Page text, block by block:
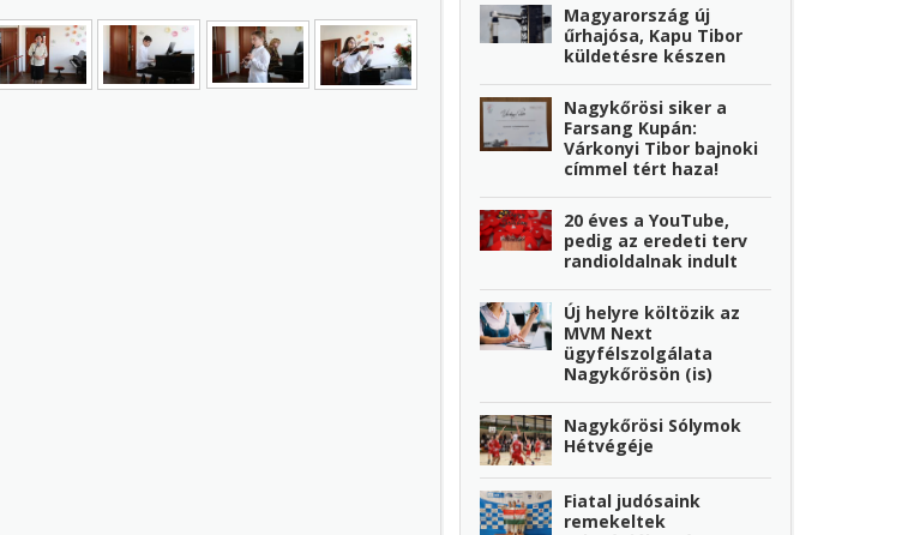
Magyarország új
űrhajósa, Kapu Tibor
küldetésre készen
Nagykőrösi siker a
Farsang Kupán:
Várkonyi Tibor bajnoki
címmel tért haza!
20 éves a YouTube,
pedig az eredeti terv
randioldalnak indult
Új helyre költözik az
MVM Next
ügyfélszolgálata
Nagykőrösön (is)
Nagykőrösi Sólymok
Hétvégéje
Fiatal judósaink
remekeltek